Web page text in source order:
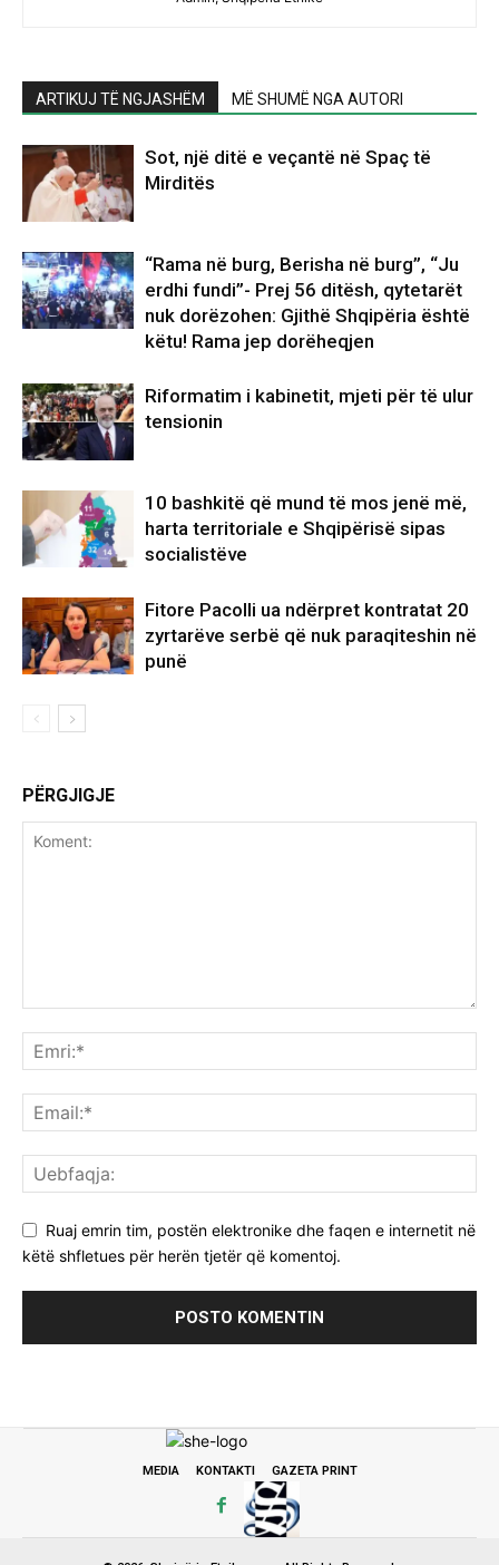
ARTIKUJ TË NGJASHËM MË SHUMË NGA AUTORI
Sot, një ditë e veçantë në Spaç të
Mirditës
“Rama në burg, Berisha në burg”, “Ju
erdhi fundi”- Prej 56 ditësh, qytetarët
nuk dorëzohen: Gjithë Shqipëria është
këtu! Rama jep dorëheqjen
Riformatim i kabinetit, mjeti për të ulur
tensionin
10 bashkitë që mund të mos jenë më,
harta territoriale e Shqipërisë sipas
socialistëve
Fitore Pacolli ua ndërpret kontratat 20
zyrtarëve serbë që nuk paraqiteshin në
punë
PËRGJIGJE
Ruaj emrin tim, postën elektronike dhe faqen e internetit në
këtë shfletues për herën tjetër që komentoj.
MEDIA KONTAKTI GAZETA PRINT